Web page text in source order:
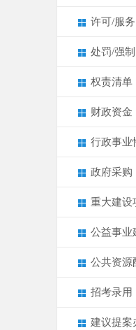
许可/服务
处罚/强制
权责清单
财政资金
行政事业
政府采购
重大建设
公益事业
公共资源
招考录用
建议提案